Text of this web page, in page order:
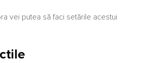
vei putea să faci setările acestui